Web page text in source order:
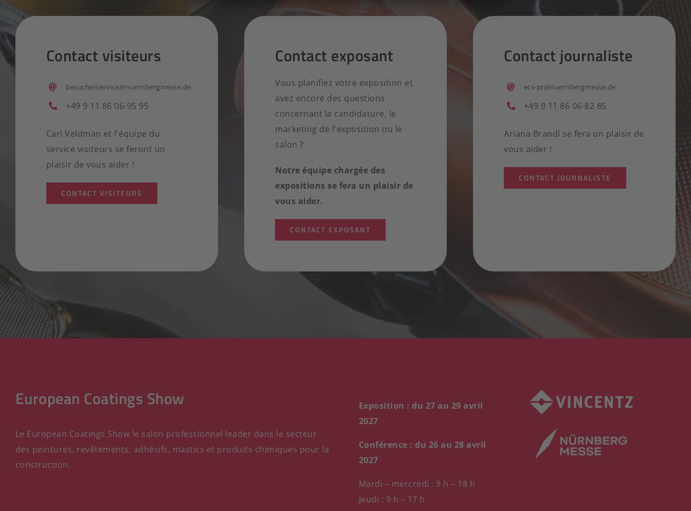
Contact visiteurs
besucherservice@nuernbergmesse.de
+49 9 11 86 06-95 95
Carl Veldman et l'équipe du
service visiteurs se feront un
plaisir de vous aider !
CONTACT VISITEURS
Contact exposant
Vous planifiez votre exposition et
avez encore des questions
concernant la candidature, le
marketing de l'exposition ou le
salon ?
Notre équipe chargée des
expositions se fera un plaisir de
vous aider.
CONTACT EXPOSANT
Contact journaliste
ecs-pr@nuernbergmesse.de
+49 9 11 86 06-82 85
Ariana Brandl se fera un plaisir de
vous aider !
CONTACT JOURNALISTE
European Coatings Show
Le European Coatings Show le salon professionnel leader dans le secteur
des peintures, revêtements, adhésifs, mastics et produits chimiques pour la
construction.
Exposition : du 27 au 29 avril
2027
Conférence : du 26 au 28 avril
2027
Mardi – mercredi : 9 h – 18 h
Jeudi : 9 h – 17 h